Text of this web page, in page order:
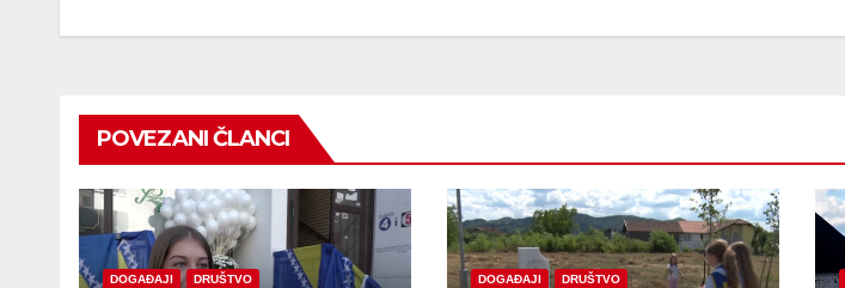
POVEZANI ČLANCI
DOGAĐAJI DRUŠTVO DOGAĐAJI DRUŠTVO